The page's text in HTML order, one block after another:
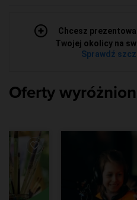
Chcesz
Twojej okolicy na
Sprawdź
Oferty